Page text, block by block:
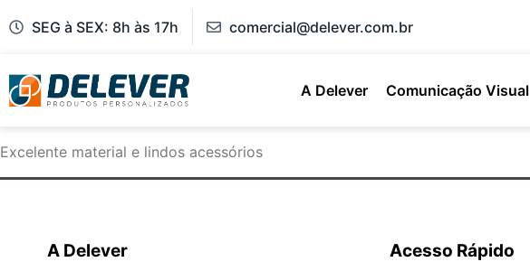
SEG à SEX: 8h às 17h comercial@delever.com.br
A Delever Comunicação Visual
Excelente material e lindos acessórios
A Delever Acesso Rápido